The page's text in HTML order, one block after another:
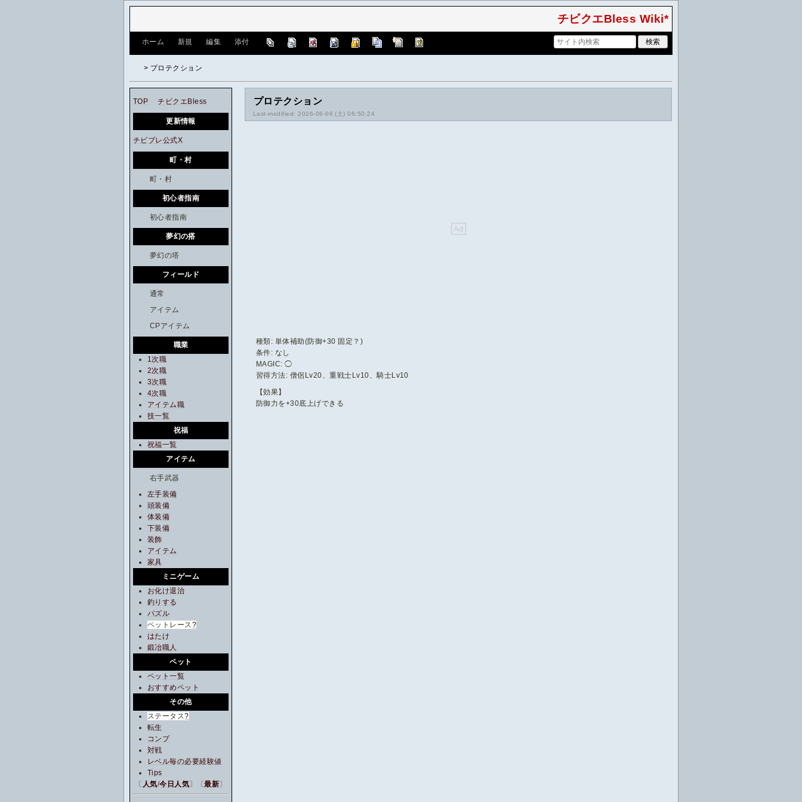
チビクエBless Wiki*
ホーム 新規 編集 添付
> プロテクション
プロテクション
Last-modified: 2026-06-06 (土) 06:50:24
種類: 単体補助(防御+30 固定？)
条件: なし
MAGIC: ◯
習得方法: 僧侶Lv20、重戦士Lv10、騎士Lv10
【効果】
防御力を+30底上げできる
TOP チビクエBless
更新情報
チビブレ公式X
町・村
町・村
初心者指南
初心者指南
夢幻の搭
夢幻の塔
フィールド
通常
アイテム
CPアイテム
職業
1次職
2次職
3次職
4次職
アイテム職
技一覧
祝福
祝福一覧
アイテム
右手武器
左手装備
頭装備
体装備
下装備
装飾
アイテム
家具
ミニゲーム
お化け退治
釣りする
パズル
ペットレース ?
はたけ
鍛冶職人
ペット
ペット一覧
おすすめペット
その他
ステータス?
転生
コンプ
対戦
レベル毎の必要経験値
Tips
〔 人気/今日人気〕〔最新〕